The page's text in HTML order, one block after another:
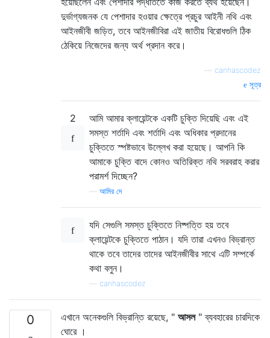
দুর্ভাগ্যজনক যে পেশাদার হওয়ার ক্ষেত্রে প্রচুর আইনী নথি এবং
আইনজীবী জড়িত, তবে আইনজীবিরা এই জাতীয় বিরোধগুলি ঠিক
ঠেকিয়ে নিজেদের জন্য অর্থ প্রদান করে।
canhascodez
সূত্র
2
আমি আমার ক্লায়েন্টকে একটি চুক্তি দিয়েছি এবং এই
সমস্ত শর্তাদি এবং শর্তাদি এবং অধিকার প্রদানের
চুক্তিতে স্পষ্টভাবে উল্লেখ করা হয়েছে। আপনি কি
আমাকে চুক্তি বাদে কোনও অতিরিক্ত নথি সরবরাহ করার
পরামর্শ দিচ্ছেন?
আমির দে
যদি সেগুলি সমস্ত চুক্তিতে নিষ্পত্তি হয় তবে
ক্লায়েন্টকে চুক্তিতে পাঠান। যদি তারা এখনও বিভ্রান্ত
থাকে তবে তাদের তাদের আইনজীবীর সাথে এটি সম্পর্কে
কথা বলুন।
canhascodez
0 এখানে অনেকগুলি বিভ্রান্তি রয়েছে, " আসল" ব্যবহারের চারদিকে
ঘোরে ।